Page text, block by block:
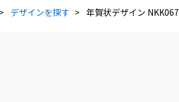
デザインを探す 年賀状デザイン NKK067